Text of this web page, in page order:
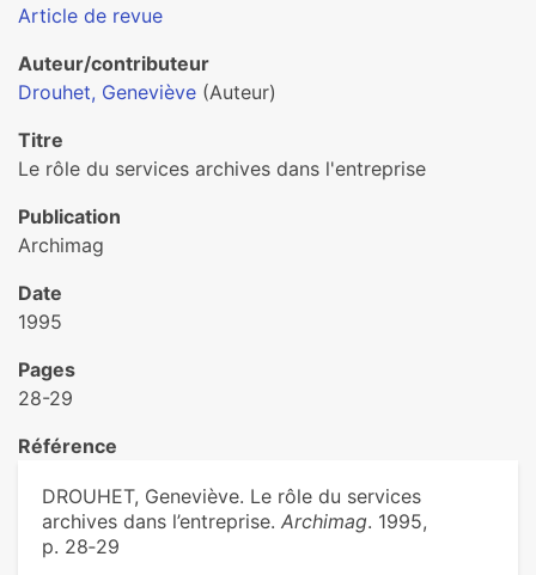
Article de revue
Auteur/contributeur
Drouhet, Geneviève (Auteur)
Titre
Le rôle du services archives dans l'entreprise
Publication
Archimag
Date
1995
Pages
28-29
Référence
DROUHET, Geneviève. Le rôle du services
archives dans l’entreprise. Archimag. 1995,
p. 28‑29